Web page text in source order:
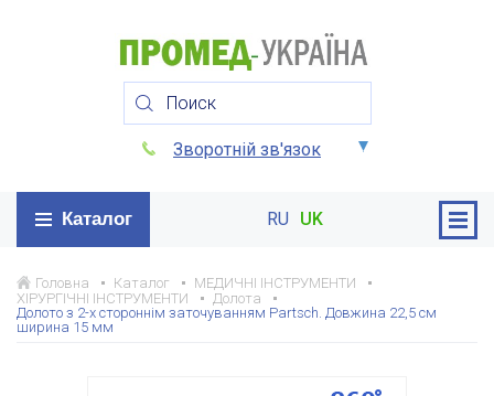
Зворотній зв'язок
Каталог RU UK
Головна Каталог
МЕДИЧНІ ІНСТРУМЕНТИ
ХІРУРГІЧНІ ІНСТРУМЕНТИ
Долота
Долото з 2-х стороннім заточуванням Partsch. Довжина 22,5 см
ширина 15 мм